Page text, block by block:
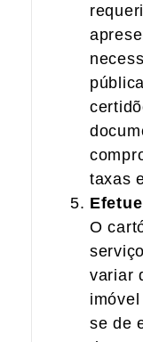
taxas
O
variar
se de